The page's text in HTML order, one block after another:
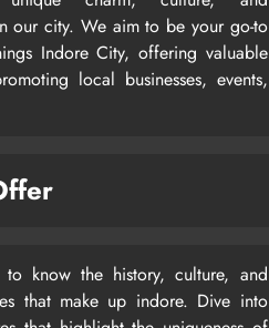
our city. We aim to be your go-to
Indore City, offering valuable
local businesses, events,
know the history, culture, and
that make up indore. Dive into